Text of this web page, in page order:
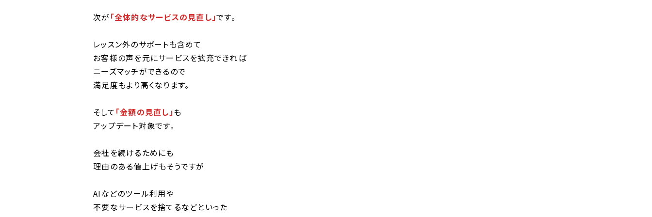
次が 「全体的なサービスの見直し」です。
レッスン外のサポートも含めて
お客様の声を元にサービスを拡充できれば
ニーズマッチができるので
満足度もより高くなります。
そして 「金額の見直し」も
アップデート対象です。
会社を続けるためにも
理由のある値上げもそうですが
AIなどのツール利用や
不要なサービスを捨てるなどといった